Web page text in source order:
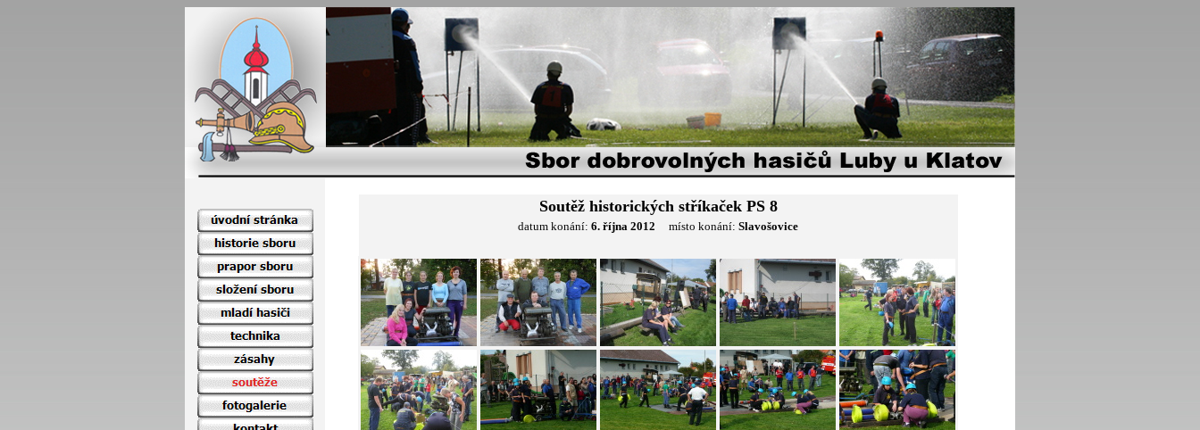
Soutěž historických stříkaček PS 8
datum konání: 6. října 2012 místo konání: Slavošovice